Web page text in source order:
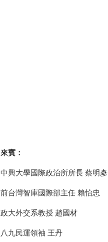
來賓：
中興大學國際政治所所長 蔡明彥
前台灣智庫國際部主任 賴怡忠
政大外交系教授 趙國材
八九民運領袖 王丹